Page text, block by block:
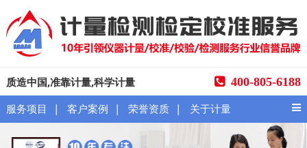
质造中国,准靠计量,科学计量 400-805-6188
服务项目 | 客户案例 | 荣誉资质 | 关于计量